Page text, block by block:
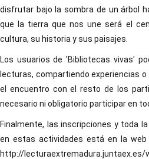
disfrutar bajo la sombra de un árbol
que la tierra que nos une será el
cultura, su historia y sus paisajes.
Los usuarios de 'Bibliotecas vivas'
lecturas, compartiendo experiencias
el encuentro con el resto de los
necesario ni obligatorio participar en
Finalmente, las inscripciones y toda
en estas actividades está en la web
http://lecturaextremadura.juntaex.es/